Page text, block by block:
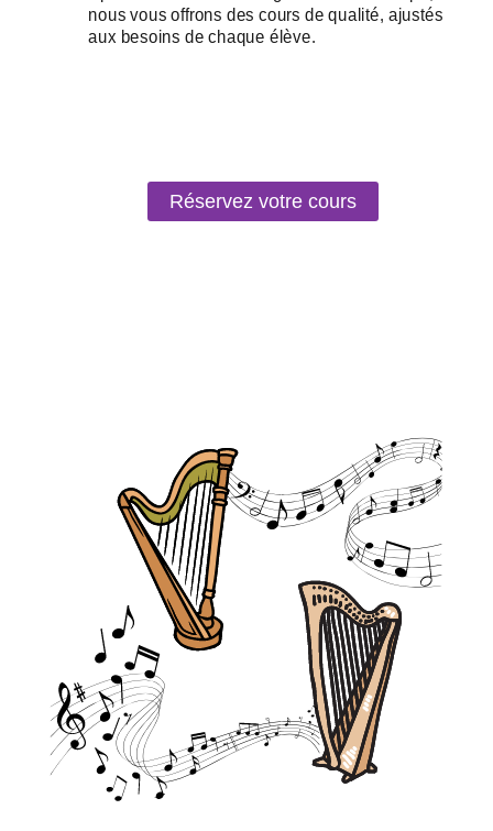
Réservez votre cours